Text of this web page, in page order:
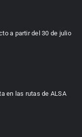
a partir del 30 de julio
en las rutas de ALSA